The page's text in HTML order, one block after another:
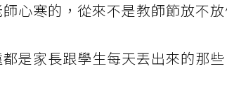
心寒的，從來不是教師節放不放
是家長跟學生每天丟出來的那